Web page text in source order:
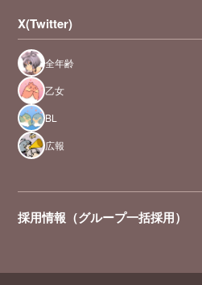
X(Twitter)
全年齢
乙女
BL
広報
採用情報（グループ一括採用）